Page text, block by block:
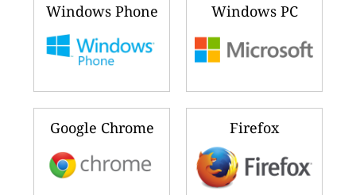
Windows Phone Windows PC
Google Chrome Firefox